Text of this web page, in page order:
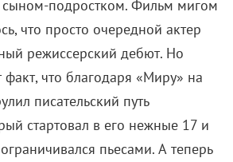
сыном-подростком. Фильм мигом
что просто очередной актер
режиссерский дебют. Но
факт, что благодаря «Миру» на
писательский путь
стартовал в его нежные 17 и
пьесами. А теперь